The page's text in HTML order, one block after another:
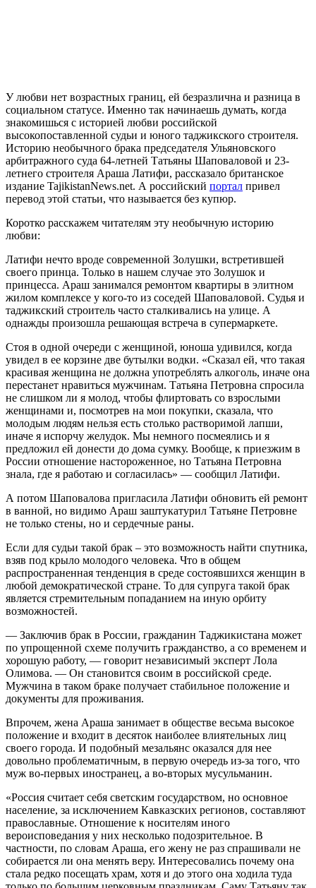
У любви нет возрастных границ, ей безразлична и разница в
социальном статусе. Именно так начинаешь думать, когда
знакомишься с историей любви российской
высокопоставленной судьи и юного таджикского строителя.
Историю необычного брака председателя Ульяновского
арбитражного суда 64-летней Татьяны Шаповаловой и 23-
летнего строителя Араша Латифи, рассказало британское
издание TajikistanNews.net. А российский портал привел
перевод этой статьи, что называется без купюр.
Коротко расскажем читателям эту необычную историю
любви:
Латифи нечто вроде современной Золушки, встретившей
своего принца. Только в нашем случае это Золушок и
принцесса. Араш занимался ремонтом квартиры в элитном
жилом комплексе у кого-то из соседей Шаповаловой. Судья и
таджикский строитель часто сталкивались на улице. А
однажды произошла решающая встреча в супермаркете.
Стоя в одной очереди с женщиной, юноша удивился, когда
увидел в ее корзине две бутылки водки. «Сказал ей, что такая
красивая женщина не должна употреблять алкоголь, иначе она
перестанет нравиться мужчинам. Татьяна Петровна спросила
не слишком ли я молод, чтобы флиртовать со взрослыми
женщинами и, посмотрев на мои покупки, сказала, что
молодым людям нельзя есть столько растворимой лапши,
иначе я испорчу желудок. Мы немного посмеялись и я
предложил ей донести до дома сумку. Вообще, к приезжим в
России отношение настороженное, но Татьяна Петровна
знала, где я работаю и согласилась» — сообщил Латифи.
А потом Шаповалова пригласила Латифи обновить ей ремонт
в ванной, но видимо Араш заштукатурил Татьяне Петровне
не только стены, но и сердечные раны.
Если для судьи такой брак – это возможность найти спутника,
взяв под крыло молодого человека. Что в общем
распространенная тенденция в среде состоявшихся женщин в
любой демократической стране. То для супруга такой брак
является стремительным попаданием на иную орбиту
возможностей.
— Заключив брак в России, гражданин Таджикистана может
по упрощенной схеме получить гражданство, а со временем и
хорошую работу, — говорит независимый эксперт Лола
Олимова. — Он становится своим в российской среде.
Мужчина в таком браке получает стабильное положение и
документы для проживания.
Впрочем, жена Араша занимает в обществе весьма высокое
положение и входит в десяток наиболее влиятельных лиц
своего города. И подобный мезальянс оказался для нее
довольно проблематичным, в первую очередь из-за того, что
муж во-первых иностранец, а во-вторых мусульманин.
«Россия считает себя светским государством, но основное
население, за исключением Кавказских регионов, составляют
православные. Отношение к носителям иного
вероисповедания у них несколько подозрительное. В
частности, по словам Араша, его жену не раз спрашивали не
собирается ли она менять веру. Интересовались почему она
стала редко посещать храм, хотя и до этого она ходила туда